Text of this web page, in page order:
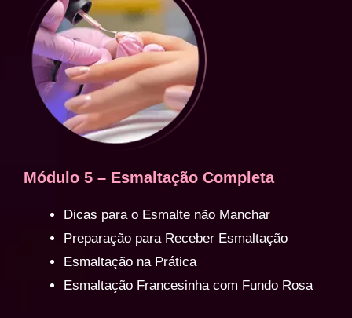
Módulo 5 – Esmaltação Completa
Dicas para o Esmalte não Manchar
Preparação para Receber Esmaltação
Esmaltação na Prática
Esmaltação Francesinha com Fundo Rosa